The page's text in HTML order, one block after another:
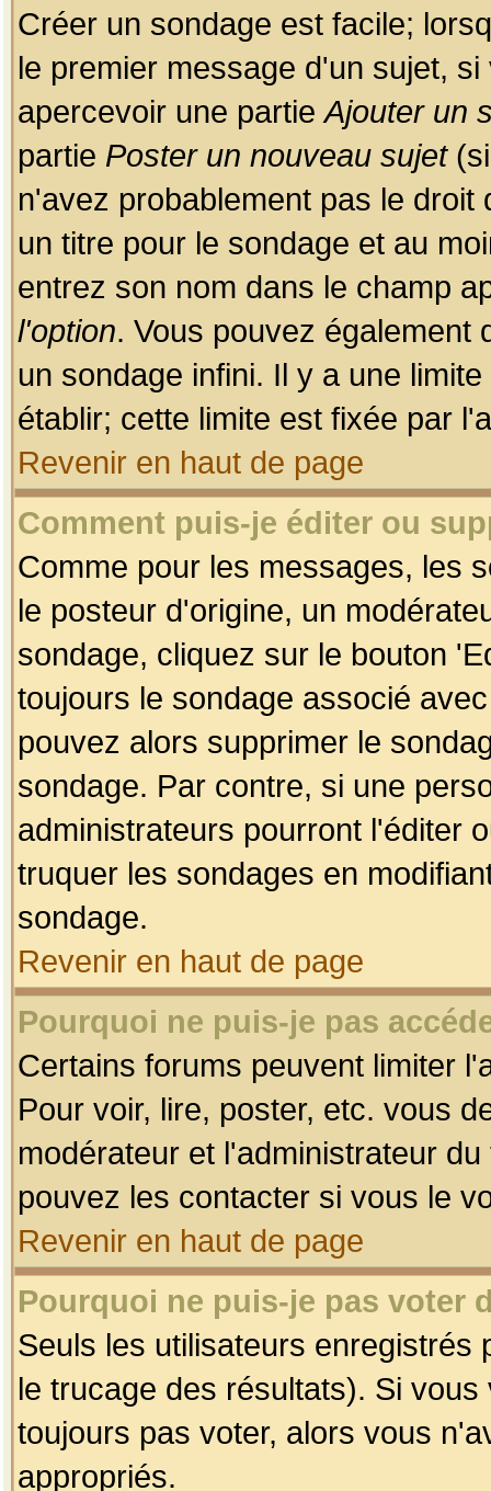
Créer un sondage est facile;
le premier message d'un sujet,
apercevoir une partieAjouter un
partie Poster un nouveau sujet(si
n'avez probablement pas le
un titre pour le sondage et au
entrez son nom dans le champ
l'option. Vous pouvez également
un sondage infini. Il y a une
établir; cette limite est fixée par
Revenir en haut de page
Comment puis-je éditer ou
Comme pour les messages, les
le posteur d'origine, un
sondage, cliquez sur le bouton
toujours le sondage associé
pouvez alors supprimer le
sondage. Par contre, si une
administrateurs pourront l'éditer
truquer les sondages en
sondage.
Revenir en haut de page
Pourquoi ne puis-je pas
Certains forums peuvent limiter
Pour voir, lire, poster, etc. vous
modérateur et l'administrateur
pouvez les contacter si vous le
Revenir en haut de page
Pourquoi ne puis-je pas voter
Seuls les utilisateurs enregistrés
le trucage des résultats). Si
toujours pas voter, alors vous
appropriés.